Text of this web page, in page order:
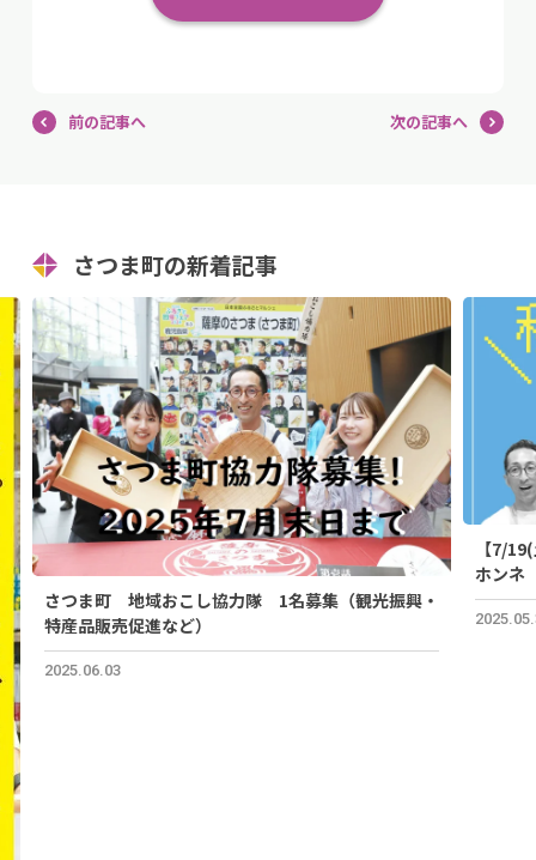
前の記事へ 次の記事へ
さつま町の新着記事
さつま町 地域おこし協力隊 1名募集（観光振興・
特産品販売促進など）
2025.06.03
【7/
ホンネ